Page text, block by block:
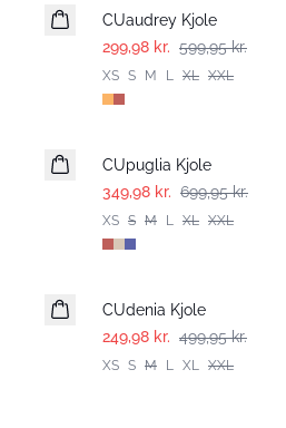
CUaudrey Kjole
299,98 kr. 599,95 kr.
XS S M L XL XXL
CUpuglia Kjole
349,98 kr. 699,95 kr.
XS S M L XL XXL
CUdenia Kjole
249,98 kr. 499,95 kr.
XS S M L XL XXL